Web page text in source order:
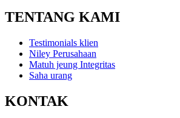
TENTANG KAMI
Testimonials klien
Niley Perusahaan
Matuh jeung Integritas
Saha urang
KONTAK